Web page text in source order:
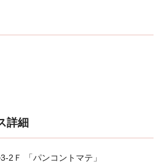
詳細
2Ｆ 「パンコントマテ」